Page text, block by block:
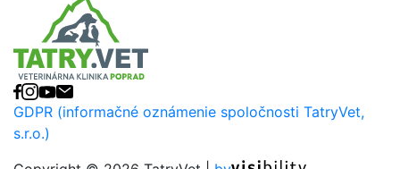
Facebook
Instagram
YouTube
E-mail
GDPR (informačné oznámenie spoločnosti TatryVet,
s.r.o.)